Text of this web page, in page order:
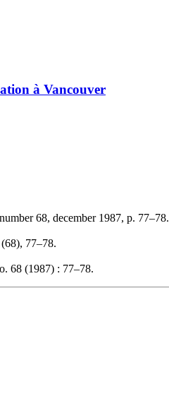
à Vancouver
68, december 1987, p. 77–78.
(68), 77–78.
68 (1987) : 77–78.